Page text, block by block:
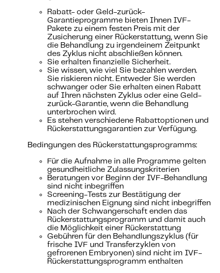
Rabatt- oder Geld-zurück-
Garantieprogramme bieten Ihnen IVF-
Pakete zu einem festen Preis mit der
Zusicherung einer Rückerstattung, wenn Sie
die Behandlung zu irgendeinem Zeitpunkt
des Zyklus nicht abschließen können.
Sie erhalten finanzielle Sicherheit.
Sie wissen, wie viel Sie bezahlen werden.
Sie riskieren nicht. Entweder Sie werden
schwanger oder Sie erhalten einen Rabatt
auf Ihren nächsten Zyklus oder eine Geld-
zurück-Garantie, wenn die Behandlung
unterbrochen wird.
Es stehen verschiedene Rabattoptionen und
Rückerstattungsgarantien zur Verfügung.
Bedingungen des Rückerstattungsprogramms:
Für die Aufnahme in alle Programme gelten
gesundheitliche Zulassungskriterien
Beratungen vor Beginn der IVF-Behandlung
sind nicht inbegriffen
Screening-Tests zur Bestätigung der
medizinischen Eignung sind nicht inbegriffen
Nach der Schwangerschaft enden das
Rückerstattungsprogramm und damit auch
die Möglichkeit einer Rückerstattung
Gebühren für den Behandlungszyklus (für
frische IVF und Transferzyklen von
gefrorenen Embryonen) sind nicht im IVF-
Rückerstattungsprogramm enthalten